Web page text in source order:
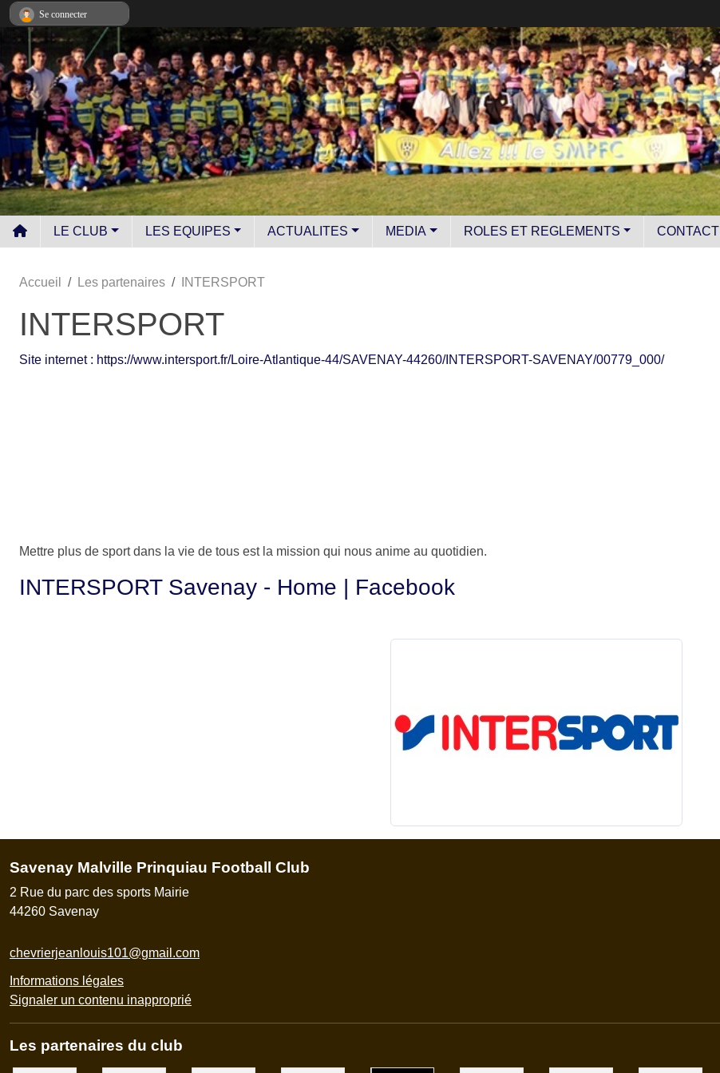
LE CLUB LES EQUIPES ACTUALITES MEDIA ROLES ET REGLEMENTS CONTACT
Accueil Les partenaires INTERSPORT
INTERSPORT
Site internet : https://www.intersport.fr/Loire-Atlantique-44/SAVENAY-44260/INTERSPORT-SAVENAY/00779_000/
Mettre plus de sport dans la vie de tous est la mission qui nous anime au quotidien.
INTERSPORT Savenay - Home | Facebook
Savenay Malville Prinquiau Football Club
2 Rue du parc des sports Mairie
44260 Savenay
chevrierjeanlouis101@gmail.com
Informations légales
Signaler un contenu inapproprié
Les partenaires du club
Se connecter
Panneau de gestion des cookies